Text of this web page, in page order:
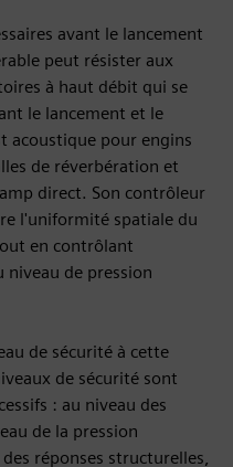
avant le lancement
peut résister aux
à haut débit qui se
le lancement et le
acoustique pour engins
de réverbération et
direct. Son contrôleur
l'uniformité spatiale du
en contrôlant
niveau de pression
de sécurité à cette
de sécurité sont
: au niveau des
de la pression
réponses structurelles,